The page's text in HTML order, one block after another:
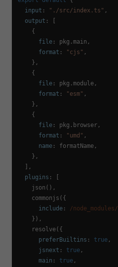
input : "./src/index.ts" ,
output : [
    {
file : pkg.main ,
format : "cjs" ,
    },
    {
file : pkg.module ,
format : "esm" ,
    },
    {
file : pkg. browser ,
format : "umd" ,
name : formatName,
    },
  ],
plugins : [
json (),
commonjs ({
include : /node_modules/
    }),
resolve({
preferBuiltins : true ,
jsnext : true ,
main : true ,